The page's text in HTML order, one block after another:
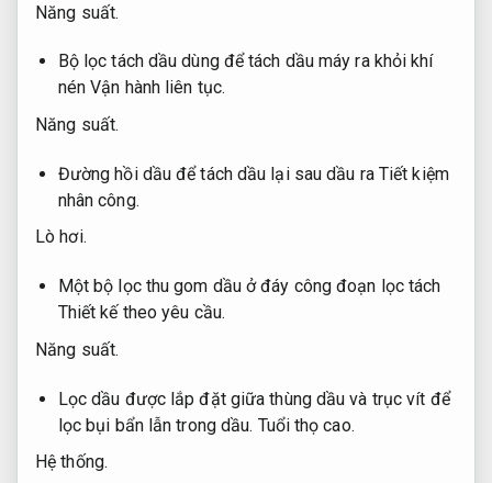
Năng suất.
Bộ lọc tách dầu dùng để tách dầu máy ra khỏi khí
nénVận hành liên tục.
Năng suất.
Đường hồi dầu để tách dầu lại sau dầu ra Tiết kiệm
nhân công.
Lò hơi.
Một bộ lọc thu gom dầu ở đáy công đoạn lọc tách
Thiết kế theo yêu cầu.
Năng suất.
Lọc dầu được lắp đặt giữa thùng dầu và trục vít để
lọc bụi bẩn lẫn trong dầu. Tuổi thọ cao.
Hệ thống.